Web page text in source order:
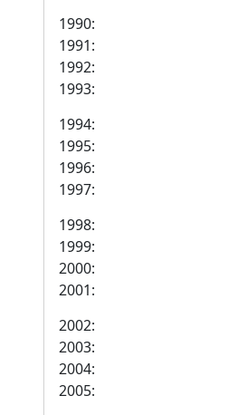
1990:
1991:
1992:
1993:
1994:
1995:
1996:
1997:
1998:
1999:
2000:
2001:
2002:
2003:
2004:
2005: